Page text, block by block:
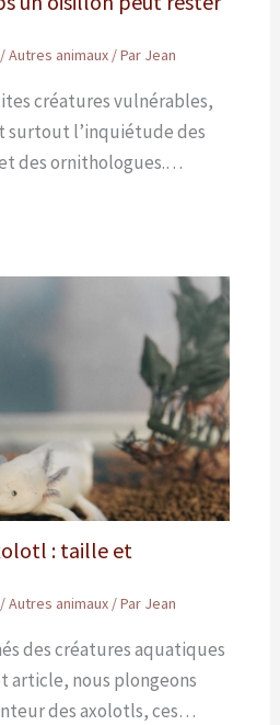
/Autres animaux/ Par Jean
créatures vulnérables,
surtout l’inquiétude des
des ornithologues.…
: taille et
/Autres animaux/ Par Jean
des créatures aquatiques
article, nous plongeons
des axolotls, ces…